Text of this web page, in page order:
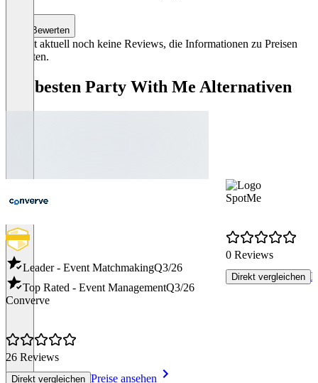
Bewerten
Es gibt aktuell noch keine Reviews, die Informationen zu Preisen
enthalten.
Die besten Party With Me Alternativen
Leader - Event MatchmakingQ3/26
Top Rated - Event ManagementQ3/26
Converve
26 Reviews
Direkt vergleichen Preise ansehen
SpotMe
0 Reviews
Direkt vergleichen